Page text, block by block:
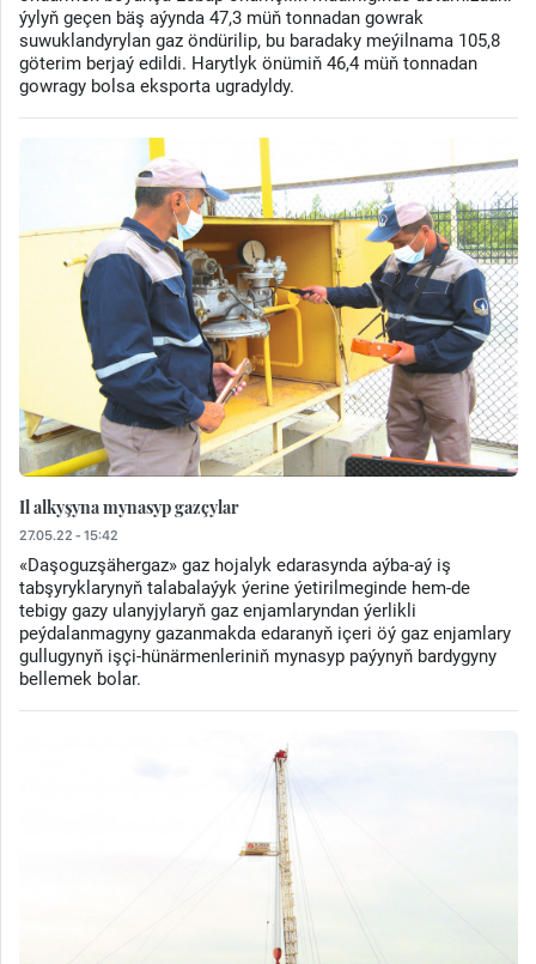
ýylyň geçen bäş aýynda 47,3 müň tonnadan gowrak
suwuklandyrylan gaz öndürilip, bu baradaky meýilnama 105,8
göterim berjaý edildi. Harytlyk önümiň 46,4 müň tonnadan
gowragy bolsa eksporta ugradyldy.
Il alkyşyna mynasyp gazçylar
27.05.22 - 15:42
«Daşoguzşähergaz» gaz hojalyk edarasynda aýba-aý iş
tabşyryklarynyň talabalaýyk ýerine ýetirilmeginde hem-de
tebigy gazy ulanyjylaryň gaz enjamlaryndan ýerlikli
peýdalanmagyny gazanmakda edaranyň içeri öý gaz enjamlary
gullugynyň işçi-hünärmenleriniň mynasyp paýynyň bardygyny
bellemek bolar.